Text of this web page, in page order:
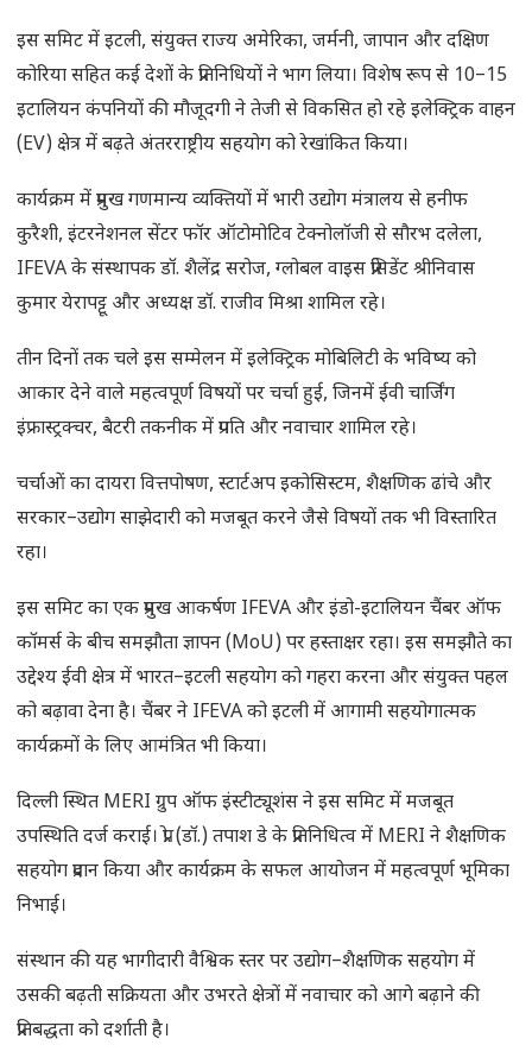
इस समिट में इटली, संयुक्त राज्य अमेरिका, जर्मनी, जापान और दक्षिण
कोरिया सहित कई देशों के प्रतिनिधियों ने भाग लिया। विशेष रूप से 10–15
इटालियन कंपनियों की मौजूदगी ने तेजी से विकसित हो रहे इलेक्ट्रिक वाहन
(EV) क्षेत्र में बढ़ते अंतरराष्ट्रीय सहयोग को रेखांकित किया।
कार्यक्रम में प्रमुख गणमान्य व्यक्तियों में भारी उद्योग मंत्रालय से हनीफ
कुरैशी, इंटरनेशनल सेंटर फॉर ऑटोमोटिव टेक्नोलॉजी से सौरभ दलेला,
IFEVA के संस्थापक डॉ. शैलेंद्र सरोज, ग्लोबल वाइस प्रेसिडेंट श्रीनिवास
कुमार येरापट्टू और अध्यक्ष डॉ. राजीव मिश्रा शामिल रहे।
तीन दिनों तक चले इस सम्मेलन में इलेक्ट्रिक मोबिलिटी के भविष्य को
आकार देने वाले महत्वपूर्ण विषयों पर चर्चा हुई, जिनमें ईवी चार्जिंग
इंफ्रास्ट्रक्चर, बैटरी तकनीक में प्रगति और नवाचार शामिल रहे।
चर्चाओं का दायरा वित्तपोषण, स्टार्टअप इकोसिस्टम, शैक्षणिक ढांचे और
सरकार–उद्योग साझेदारी को मजबूत करने जैसे विषयों तक भी विस्तारित
रहा।
इस समिट का एक प्रमुख आकर्षण IFEVA और इंडो-इटालियन चैंबर ऑफ
कॉमर्स के बीच समझौता ज्ञापन (MoU) पर हस्ताक्षर रहा। इस समझौते का
उद्देश्य ईवी क्षेत्र में भारत–इटली सहयोग को गहरा करना और संयुक्त पहल
को बढ़ावा देना है। चैंबर ने IFEVA को इटली में आगामी सहयोगात्मक
कार्यक्रमों के लिए आमंत्रित भी किया।
दिल्ली स्थित MERI ग्रुप ऑफ इंस्टीट्यूशंस ने इस समिट में मजबूत
उपस्थिति दर्ज कराई। प्रो. (डॉ.) तपाश डे के प्रतिनिधित्व में MERI ने शैक्षणिक
सहयोग प्रदान किया और कार्यक्रम के सफल आयोजन में महत्वपूर्ण भूमिका
निभाई।
संस्थान की यह भागीदारी वैश्विक स्तर पर उद्योग–शैक्षणिक सहयोग में
उसकी बढ़ती सक्रियता और उभरते क्षेत्रों में नवाचार को आगे बढ़ाने की
प्रतिबद्धता को दर्शाती है।